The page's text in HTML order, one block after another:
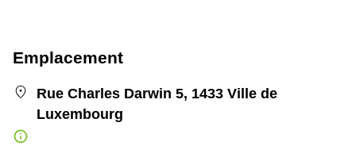
Emplacement
Rue Charles Darwin 5, 1433 Ville de
Luxembourg